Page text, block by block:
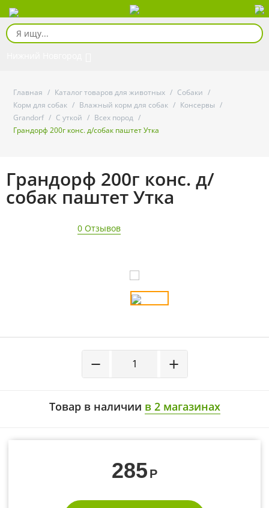
Главная / Каталог товаров для животных / Собаки /
Корм для собак / Влажный корм для собак / Консервы /
Grandorf / С уткой / Всех пород /
Грандорф 200г конс. д/собак паштет Утка
Грандорф 200г конс. д/
собак паштет Утка
0 Отзывов
+
−
Товар в наличии в 2 магазинах
285 Р